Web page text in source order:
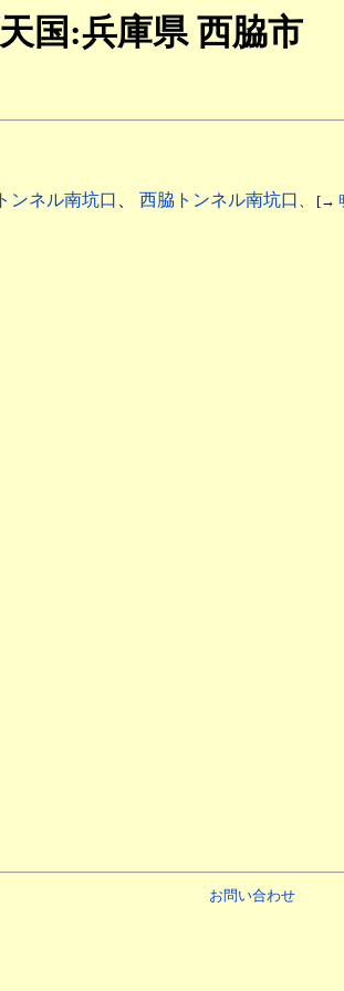
国:兵庫県 西脇市
ンネル南坑口 、 西脇トンネル南坑口 、 [→
お問い合わせ